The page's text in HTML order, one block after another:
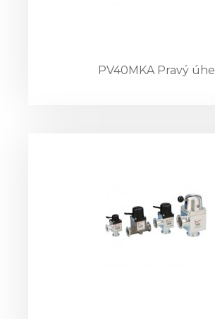
PV40MKA Pravý úhel